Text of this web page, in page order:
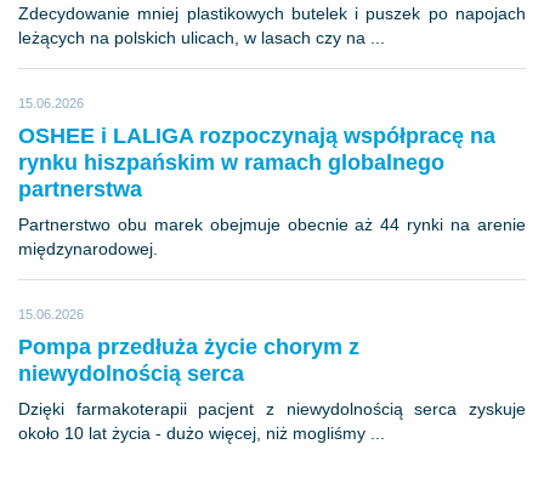
Zdecydowanie mniej plastikowych butelek i puszek po napojach
leżących na polskich ulicach, w lasach czy na ...
15.06.2026
OSHEE i LALIGA rozpoczynają współpracę na
rynku hiszpańskim w ramach globalnego
partnerstwa
Partnerstwo obu marek obejmuje obecnie aż 44 rynki na arenie
międzynarodowej.
15.06.2026
Pompa przedłuża życie chorym z
niewydolnością serca
Dzięki farmakoterapii pacjent z niewydolnością serca zyskuje
około 10 lat życia - dużo więcej, niż mogliśmy ...